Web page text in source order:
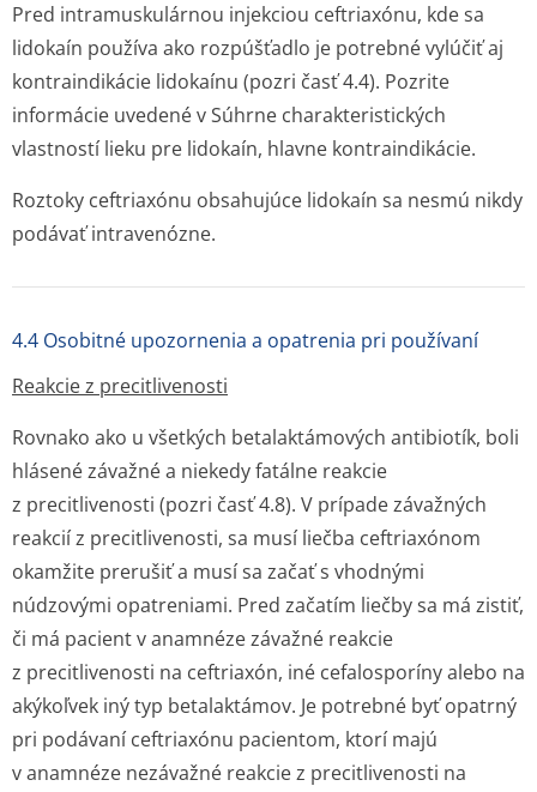
Pred intramuskulárnou injekciou ceftriaxónu, kde sa
lidokaín používa ako rozpúšťadlo je potrebné vylúčiť aj
kontraindikácie lidokaínu (pozri časť 4.4). Pozrite
informácie uvedené v Súhrne charakteristických
vlastností lieku pre lidokaín, hlavne kontraindikácie.
Roztoky ceftriaxónu obsahujúce lidokaín sa nesmú nikdy
podávať intravenózne.
4.4 Osobitné upozornenia a opatrenia pri používaní
Reakcie z precitlivenosti
Rovnako ako u všetkých betalaktámových antibiotík, boli
hlásené závažné a niekedy fatálne reakcie
z precitlivenosti (pozri časť 4.8). V prípade závažných
reakcií z precitlivenosti, sa musí liečba ceftriaxónom
okamžite prerušiť a musí sa začať s vhodnými
núdzovými opatreniami. Pred začatím liečby sa má zistiť,
či má pacient v anamnéze závažné reakcie
z precitlivenosti na ceftriaxón, iné cefalosporíny alebo na
akýkoľvek iný typ betalaktámov. Je potrebné byť opatrný
pri podávaní ceftriaxónu pacientom, ktorí majú
v anamnéze nezávažné reakcie z precitlivenosti na